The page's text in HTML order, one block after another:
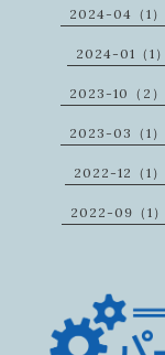
2024-04（1）
2024-01（1）
2023-10（2）
2023-03（1）
2022-12（1）
2022-09（1）